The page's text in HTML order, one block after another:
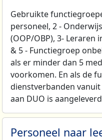
Gebruikte
personeel, 2 -
(OOP/OBP), 3- Leraren
& 5 - Functiegroep
als er minder dan 5
voorkomen. En als de
dienstverbanden
aan DUO is
Personeel naar